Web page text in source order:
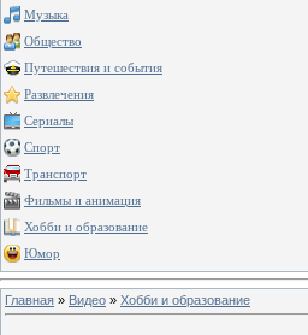
Музыка
Общество
Путешествия и события
Развлечения
Сериалы
Спорт
Транспорт
Фильмы и анимация
Хобби и образование
Юмор
Главная » Видео » Хобби и образование